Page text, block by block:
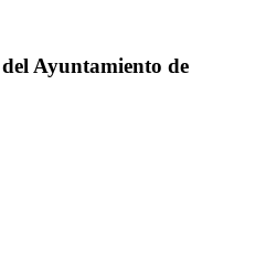
Ayuntamiento de